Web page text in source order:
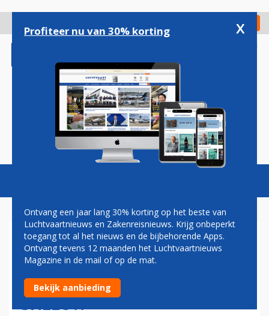
gaan
Check in
Magazine Podcasts Vacatures
TURKISH AIRLINES
ANNULEERT RUIM 200
VLUCHTEN VANWEGE
SNEEUW
Profiteer nu van 30% korting x
Ontvang een jaar lang 30% korting op het beste van
Luchtvaartnieuws en Zakenreisnieuws. Krijg onbeperkt
toegang tot al het nieuws en de bijbehorende Apps.
Ontvang tevens 12 maanden het Luchtvaartnieuws
Magazine in de mail of op de mat.
Bekijk aanbieding